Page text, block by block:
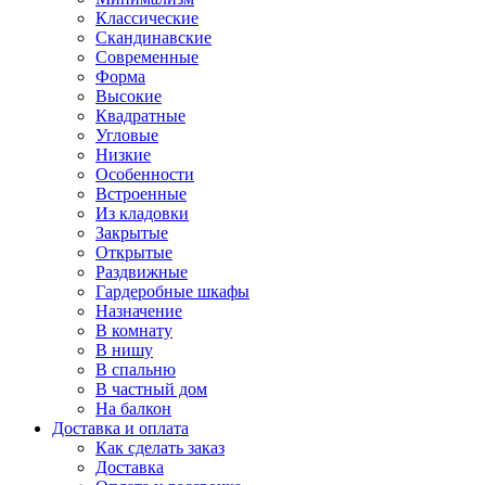
Классические
Скандинавские
Современные
Форма
Высокие
Квадратные
Угловые
Низкие
Особенности
Встроенные
Из кладовки
Закрытые
Открытые
Раздвижные
Гардеробные шкафы
Назначение
В комнату
В нишу
В спальню
В частный дом
На балкон
Доставка и оплата
Как сделать заказ
Доставка